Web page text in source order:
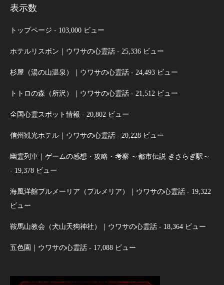
表示数
トップページ - 103,000 ビュー
ホテルリスボン｜ウワサの心霊話 - 25,336 ビュー
杉屋（湯の山温泉）｜ウワサの心霊話 - 24,493 ビュー
トトロの森（所沢）｜ウワサの心霊話 - 21,512 ビュー
全国心霊スポット情報 - 20,802 ビュー
信州観光ホテル｜ウワサの心霊話 - 20,228 ビュー
幽霊列車｜ゲームの感想・攻略・考察 ～都市伝説 きさらぎ駅～
- 19,378 ビュー
海風洋館プルメーリア（プルメリア）｜ウワサの心霊話 - 19,322
ビュー
鞍馬山教会（犬山天狗神社）｜ウワサの心霊話 - 18,364 ビュー
五色園｜ウワサの心霊話 - 17,088 ビュー